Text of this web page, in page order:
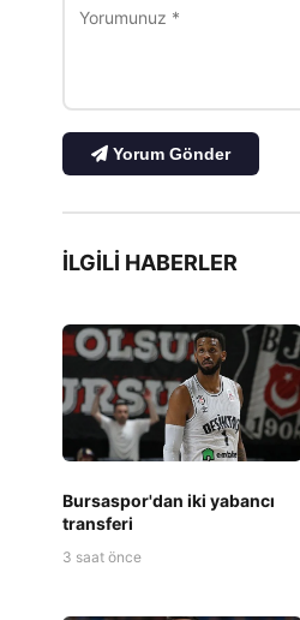
Yorum Gönder
İLGILI HABERLER
Bursaspor'dan iki yabancı
transferi
3 saat önce